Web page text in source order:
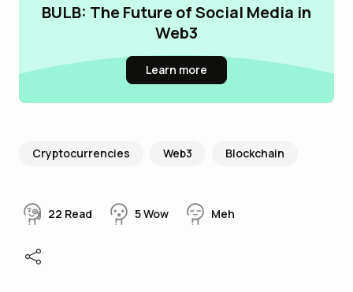
BULB: The Future of Social Media in
Web3
Learn more
Cryptocurrencies Web3 Blockchain
22 Read 5Wow Meh